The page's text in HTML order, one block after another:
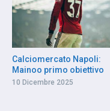
Calciomercato Napoli:
Mainoo primo obiettivo
10 Dicembre 2025